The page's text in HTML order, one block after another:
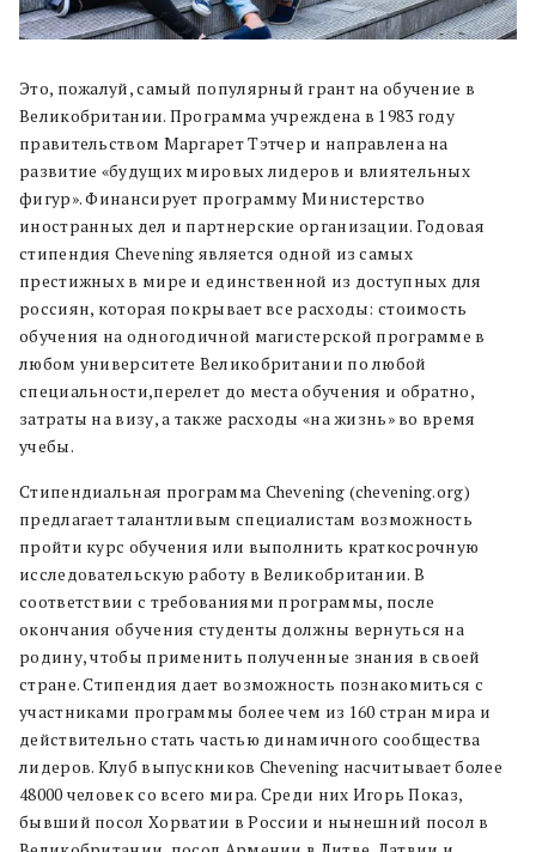
Это, пожалуй, самый популярный грант на обучение в
Великобритании. Программа учреждена в 1983 году
правительством Маргарет Тэтчер и направлена на
развитие «будущих мировых лидеров и влиятельных
фигур». Финансирует программу Министерство
иностранных дел и партнерские организации. Годовая
стипендия Chevening является одной из самых
престижных в мире и единственной из доступных для
россиян, которая покрывает все расходы: стоимость
обучения на одногодичной магистерской программе в
любом университете Великобритании по любой
специальности,перелет до места обучения и обратно,
затраты на визу, а также расходы «на жизнь» во время
учебы.
Стипендиальная программа Chevening (chevening.org)
предлагает талантливым специалистам возможность
пройти курс обучения или выполнить краткосрочную
исследовательскую работу в Великобритании. В
соответствии с требованиями программы, после
окончания обучения студенты должны вернуться на
родину, чтобы применить полученные знания в своей
стране. Стипендия дает возможность познакомиться с
участниками программы более чем из 160 стран мира и
действительно стать частью динамичного сообщества
лидеров. Клуб выпускников Сhevening насчитывает более
48000 человек со всего мира. Среди них Игорь Показ,
бывший посол Хорватии в России и нынешний посол в